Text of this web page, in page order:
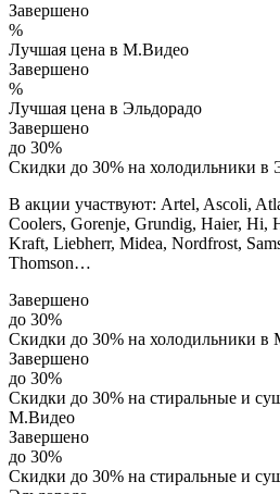
Завершено
%
Лучшая цена в М.Видео
Завершено
%
Лучшая цена в Эльдорадо
Завершено
до 30%
Скидки до 30% на холодильники в
В акции участвуют: Artel, Ascoli,
Coolers, Gorenje, Grundig, Haier, Hi,
Kraft, Liebherr, Midea, Nordfrost,
Thomson…
Завершено
до 30%
Скидки до 30% на холодильники в
Завершено
до 30%
Скидки до 30% на стиральные и
М.Видео
Завершено
до 30%
Скидки до 30% на стиральные и